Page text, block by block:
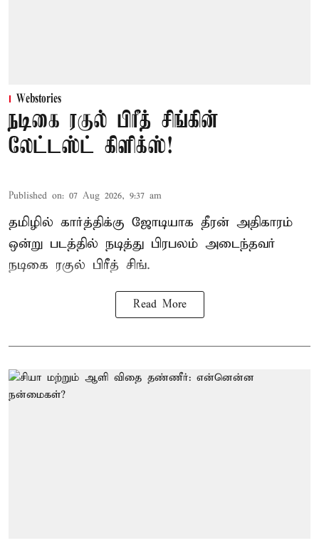
Webstories
நடிகை ரகுல் பிரீத் சிங்கின்
லேட்டஸ்ட் கிளிக்ஸ்!
Published on: 07 Aug 2026, 9:37 am
தமிழில் கார்த்திக்கு ஜோடியாக தீரன் அதிகாரம்
ஒன்று படத்தில் நடித்து பிரபலம் அடைந்தவர்
நடிகை ரகுல் பிரீத் சிங்.
Read More